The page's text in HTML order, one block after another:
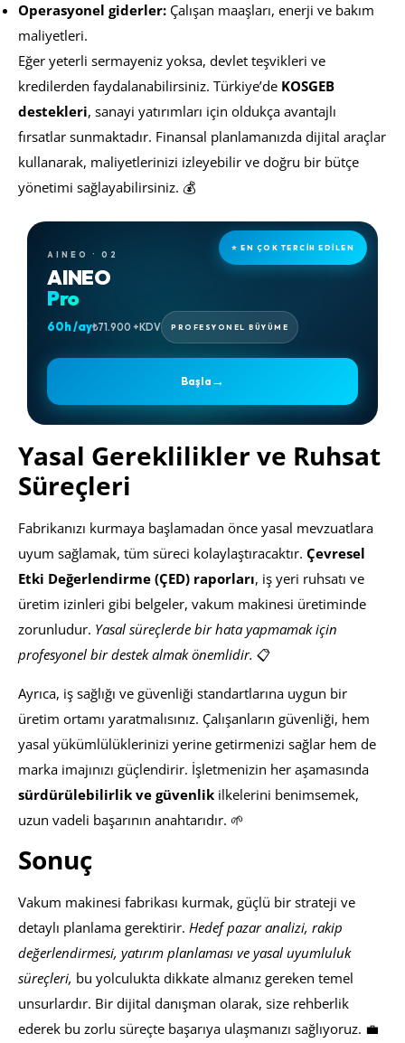
Operasyonel giderler: Çalışan maaşları, enerji ve bakım
maliyetleri.
Eğer yeterli sermayeniz yoksa, devlet teşvikleri ve
kredilerden faydalanabilirsiniz. Türkiye’de KOSGEB
destekleri, sanayi yatırımları için oldukça avantajlı
fırsatlar sunmaktadır. Finansal planlamanızda dijital araçlar
kullanarak, maliyetlerinizi izleyebilir ve doğru bir bütçe
yönetimi sağlayabilirsiniz. 💰
⭐ EN ÇOK TERCİH EDİLEN
AINEO · 02
AINEO
Pro
60h /ay₺71.900 +KDV PROFESYONEL BÜYÜME
Başla →
Yasal Gereklilikler ve Ruhsat
Süreçleri
Fabrikanızı kurmaya başlamadan önce yasal mevzuatlara
uyum sağlamak, tüm süreci kolaylaştıracaktır. Çevresel
Etki Değerlendirme (ÇED) raporları, iş yeri ruhsatı ve
üretim izinleri gibi belgeler, vakum makinesi üretiminde
zorunludur. Yasal süreçlerde bir hata yapmamak için
profesyonel bir destek almak önemlidir. 📋
Ayrıca, iş sağlığı ve güvenliği standartlarına uygun bir
üretim ortamı yaratmalısınız. Çalışanların güvenliği, hem
yasal yükümlülüklerinizi yerine getirmenizi sağlar hem de
marka imajınızı güçlendirir. İşletmenizin her aşamasında
sürdürülebilirlik ve güvenlik ilkelerini benimsemek,
uzun vadeli başarının anahtarıdır. 🌱
Sonuç
Vakum makinesi fabrikası kurmak, güçlü bir strateji ve
detaylı planlama gerektirir. Hedef pazar analizi, rakip
değerlendirmesi, yatırım planlaması ve yasal uyumluluk
süreçleri, bu yolculukta dikkate almanız gereken temel
unsurlardır. Bir dijital danışman olarak, size rehberlik
ederek bu zorlu süreçte başarıya ulaşmanızı sağlıyoruz. 💼